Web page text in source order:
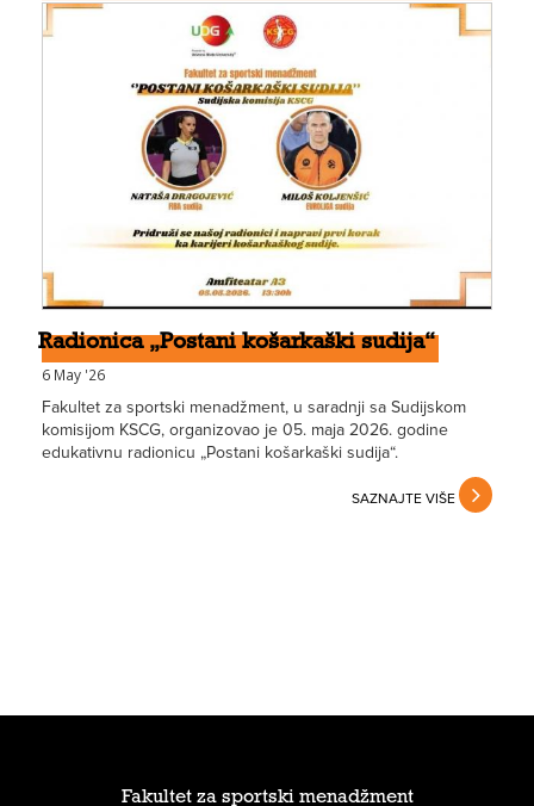
Radionica „Postani košarkaški sudija“
6 May '26
Fakultet za sportski menadžment, u saradnji sa Sudijskom
komisijom KSCG, organizovao je 05. maja 2026. godine
edukativnu radionicu „Postani košarkaški sudija“.
SAZNAJTE VIŠE
Fakultet za sportski menadžment